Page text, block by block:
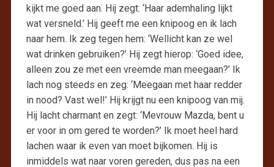
kijkt me goed aan. Hij zegt: ‘Haar ademhaling lijkt
wat versneld.’ Hij geeft me een knipoog en ik lach
naar hem. Ik zeg tegen hem: ‘Wellicht kan ze wel
wat drinken gebruiken?’ Hij zegt hierop: ‘Goed idee,
alleen zou ze met een vreemde man meegaan?’ Ik
lach nog steeds en zeg: ‘Meegaan met haar redder
in nood? Vast wel!’ Hij krijgt nu een knipoog van mij.
Hij lacht charmant en zegt: ‘Mevrouw Mazda, bent u
er voor in om gered te worden?’ Ik moet heel hard
lachen waar ik even van moet bijkomen. Hij is
inmiddels wat naar voren gereden, dus pas na een